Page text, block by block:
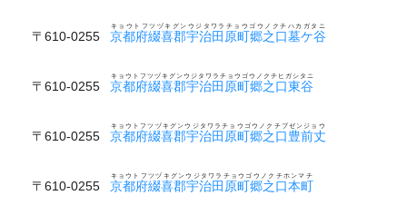
〒610-0255 京都府綴喜郡宇治田原町郷之口墓ケ谷
キョウトフツヅキグンウジタワラチョウゴウノクチハカガタニ
〒610-0255 京都府綴喜郡宇治田原町郷之口東谷
キョウトフツヅキグンウジタワラチョウゴウノクチヒガシタニ
〒610-0255 京都府綴喜郡宇治田原町郷之口豊前丈
キョウトフツヅキグンウジタワラチョウゴウノクチブゼンジョウ
〒610-0255 京都府綴喜郡宇治田原町郷之口本町
キョウトフツヅキグンウジタワラチョウゴウノクチホンマチ